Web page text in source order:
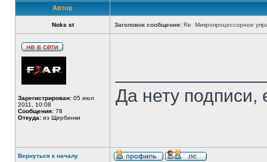
Автор
Noks st Заголовок сообщения: Re: Микропроцессорное
Зарегистрирован: 05 июл
2011, 10:08
Сообщения: 78
Откуда: из Щербинки
Да нету подписи,
Вернуться к началу